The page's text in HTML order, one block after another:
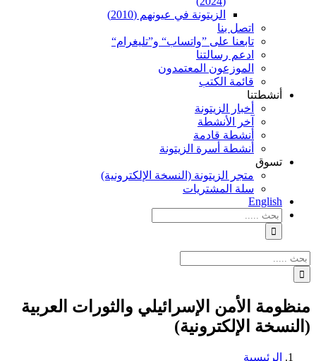
الزيتونة في عيونهم (2010)
اتصل بنا
تابعنا على ”واتساب“ و”تليغرام“
ادعم رسالتنا
الموزعون المعتمدون
قائمة الكتب
أنشطتنا
أخبار الزيتونة
آخر الأنشطة
أنشطة قادمة
أنشطة أسرة الزيتونة
تسوق
متجر الزيتونة (النسخة الإلكترونية)
سلة المشتريات
English
نتائج
البحث
بالنسبة
الي
:
نتائج
البحث
بالنسبة
:منظومة الأمن الإسرائيلي والثورات العربية
(النسخة الإلكترونية)
الرئيسية